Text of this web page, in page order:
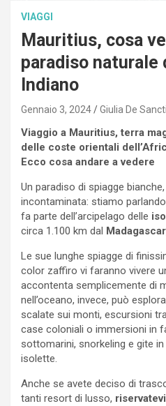
VIAGGI
Mauritius, cosa
paradiso naturale
Indiano
Gennaio 3, 2024 Giulia De
Viaggio a Mauritius, terra
delle coste orientali
Ecco cosa andare a vedere
Un paradiso di spiagge
incontaminata: stiamo parlando
fa parte dell’arcipelago delle
circa 1.100 km dal Madagascar
Le sue lunghe spiagge di
color zaffiro vi faranno vivere
accontenta semplicemente di
nell’oceano, invece, può
scalate sui monti, escursioni
case coloniali o immersioni in
sottomarini, snorkeling e gite
isolette.
Anche se avete deciso di
tanti resort di lusso,